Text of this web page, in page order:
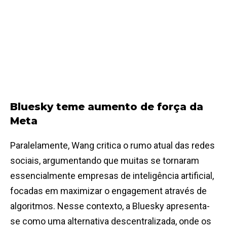
Bluesky teme aumento de força da
Meta
Paralelamente, Wang critica o rumo atual das redes
sociais, argumentando que muitas se tornaram
essencialmente empresas de inteligência artificial,
focadas em maximizar o engagement através de
algoritmos. Nesse contexto, a Bluesky apresenta-
se como uma alternativa descentralizada, onde os